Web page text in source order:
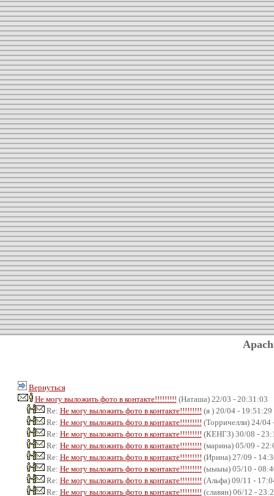
Вернуться
Не могу выложить фото в контакте!!!!!!!!! (Наташа) 22/03 - 20:31:03
Re: Не могу выложить фото в контакте!!!!!!!!! (я ) 20/04 - 19:51:29
Re: Не могу выложить фото в контакте!!!!!!!!! (Торричелли) 24/04
Re: Не могу выложить фото в контакте!!!!!!!!! (КЕНГЗ) 30/08 -
Re: Не могу выложить фото в контакте!!!!!!!!! (марина) 05/09 -
Re: Не могу выложить фото в контакте!!!!!!!!! (Ирина) 27/09 -
Re: Не могу выложить фото в контакте!!!!!!!!! (ыыыы) 05/10 -
Re: Не могу выложить фото в контакте!!!!!!!!! (Альфа) 09/11 -
Re: Не могу выложить фото в контакте!!!!!!!!! (славян) 06/12 -